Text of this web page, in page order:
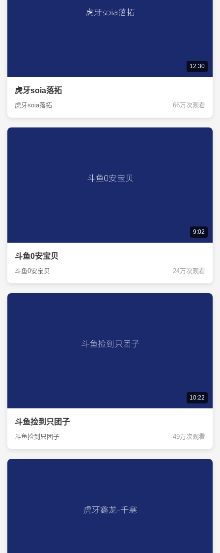
12:30
虎牙soia落拓
虎牙soia落拓 66万次观看
9:02
斗鱼0安宝贝
斗鱼0安宝贝 24万次观看
10:22
斗鱼捡到只团子
斗鱼捡到只团子 49万次观看